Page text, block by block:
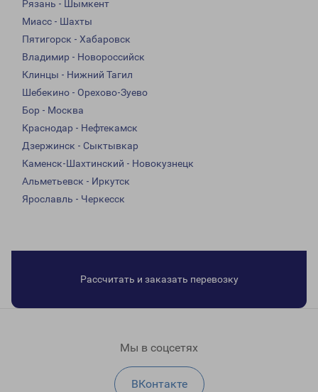
Рязань - Шымкент
Миасс - Шахты
Пятигорск - Хабаровск
Владимир - Новороссийск
Клинцы - Нижний Тагил
Шебекино - Орехово-Зуево
Бор - Москва
Краснодар - Нефтекамск
Дзержинск - Сыктывкар
Каменск-Шахтинский - Новокузнецк
Альметьевск - Иркутск
Ярославль - Черкесск
Рассчитать и заказать перевозку
Мы в соцсетях
ВКонтакте